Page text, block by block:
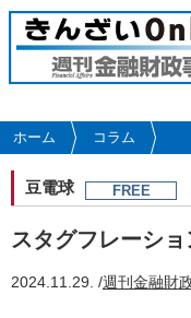
ホーム コラム
豆電球 FREE
スタグフレーシ
2024.11.29. /週刊金融財